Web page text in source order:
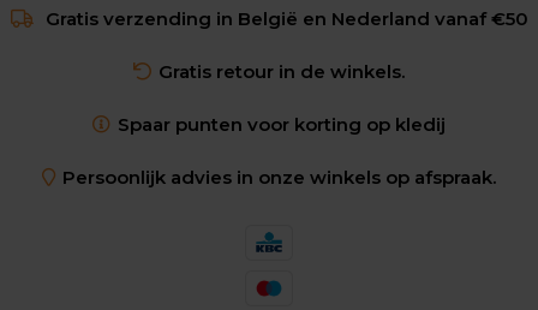
Gratis verzending in België en Nederland vanaf €50
Gratis retour in de winkels.
Spaar punten voor korting op kledij
Persoonlijk advies in onze winkels op afspraak.